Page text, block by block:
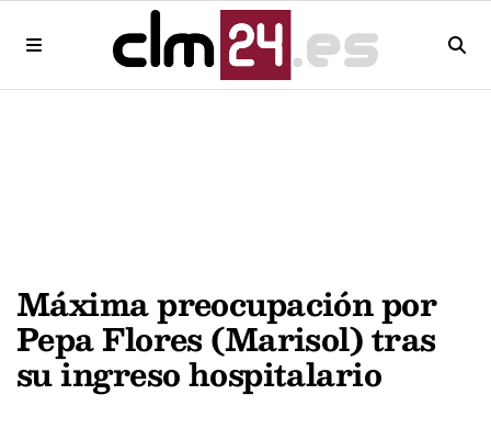
Máxima preocupación por
Pepa Flores (Marisol) tras
su ingreso hospitalario